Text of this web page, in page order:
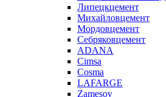
Липецкцемент
Михайловцемент
Мордовцемент
Себряковцемент
ADANA
Cimsa
Cosma
LAFARGE
Zamesov